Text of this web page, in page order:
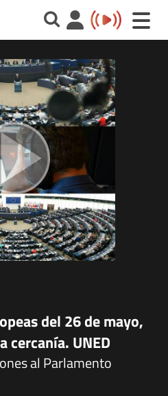
Toggle
del 26 de mayo,
cercanía. UNED
al Parlamento